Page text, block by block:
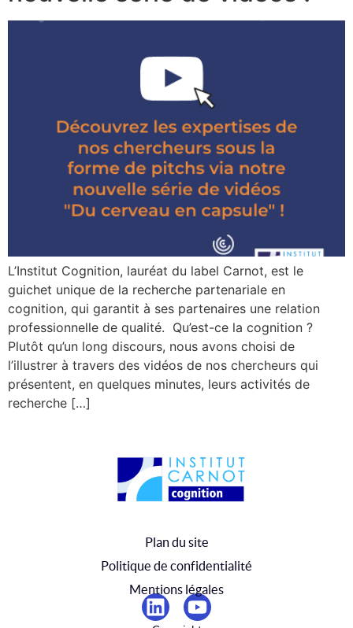
L’Institut Cognition, lauréat du label Carnot, est le
guichet unique de la recherche partenariale en
cognition, qui garantit à ses partenaires une relation
professionnelle de qualité. Qu’est-ce la cognition ?
Plutôt qu’un long discours, nous avons choisi de
l’illustrer à travers des vidéos de nos chercheurs qui
présentent, en quelques minutes, leurs activités de
recherche […]
Plan du site
Politique de confidentialité
Mentions légales